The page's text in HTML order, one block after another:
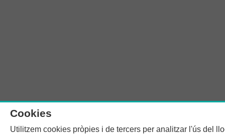
Cookies
Utilitzem cookies pròpies i de tercers per analitzar l'ús del